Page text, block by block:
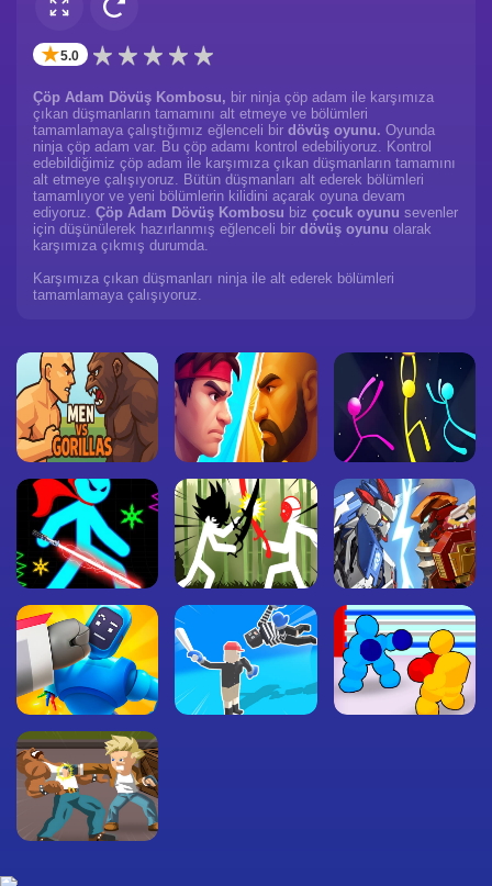
✭5.0
Çöp Adam Dövüş Kombosu, bir ninja çöp adam ile karşımıza
çıkan düşmanların tamamını alt etmeye ve bölümleri
tamamlamaya çalıştığımız eğlenceli bir dövüş oyunu. Oyunda
ninja çöp adam var. Bu çöp adamı kontrol edebiliyoruz. Kontrol
edebildiğimiz çöp adam ile karşımıza çıkan düşmanların tamamını
alt etmeye çalışıyoruz. Bütün düşmanları alt ederek bölümleri
tamamlıyor ve yeni bölümlerin kilidini açarak oyuna devam
ediyoruz. Çöp Adam Dövüş Kombosu biz çocuk oyunu sevenler
için düşünülerek hazırlanmış eğlenceli bir dövüş oyunu olarak
karşımıza çıkmış durumda.
Karşımıza çıkan düşmanları ninja ile alt ederek bölümleri
tamamlamaya çalışıyoruz.